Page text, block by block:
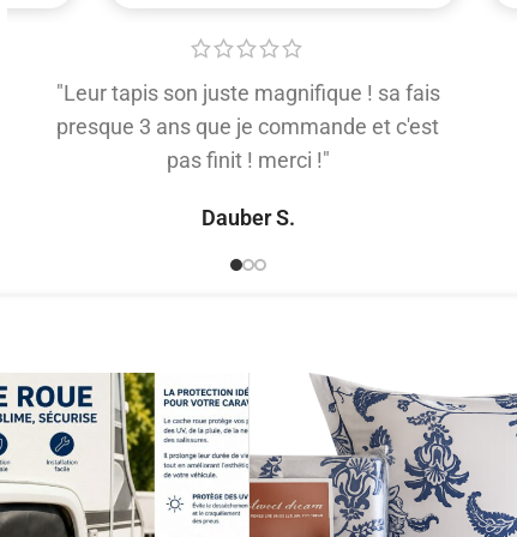
"Leur tapis son juste magnifique ! sa fais
presque 3 ans que je commande et c'est
pas finit ! merci !"
Dauber S.